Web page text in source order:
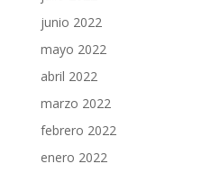
junio 2022
mayo 2022
abril 2022
marzo 2022
febrero 2022
enero 2022